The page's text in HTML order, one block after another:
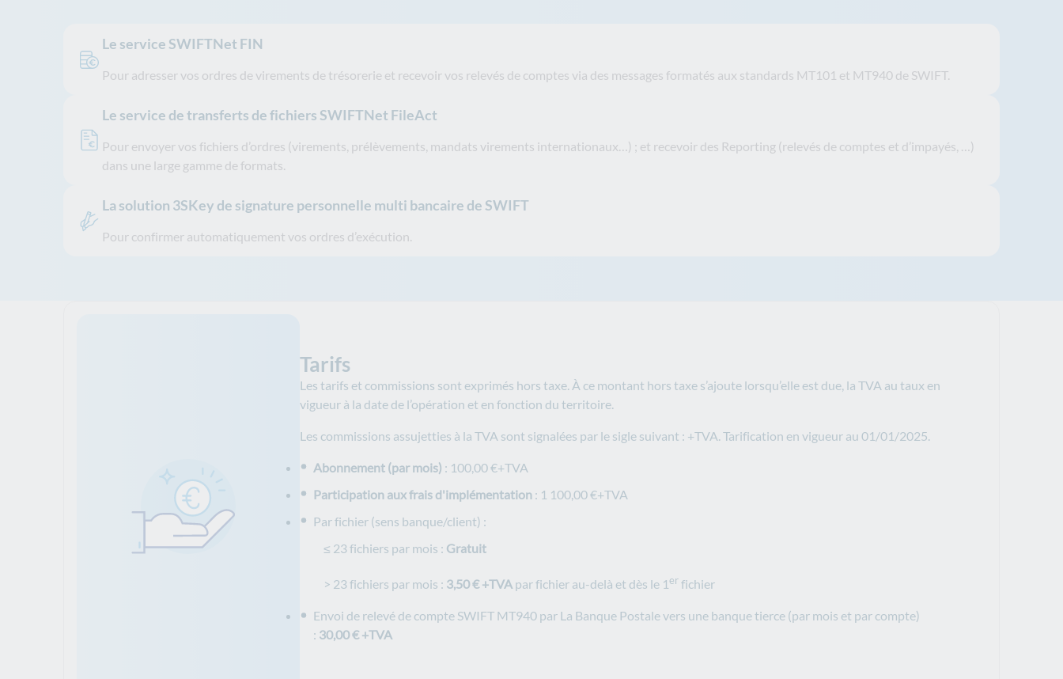
Le service SWIFTNet FIN
Pour adresser vos ordres de virements de trésorerie et recevoir vos relevés de comptes via des messages formatés aux standards MT101 et MT940 de SWIFT.
Le service de transferts de fichiers SWIFTNet FileAct
Pour envoyer vos fichiers d’ordres (virements, prélèvements, mandats virements internationaux…) ; et recevoir des Reporting (relevés de comptes et d’impayés, …)
dans une large gamme de formats.
La solution 3SKey de signature personnelle multi bancaire de SWIFT
Pour confirmer automatiquement vos ordres d’exécution.
Tarifs
Les tarifs et commissions sont exprimés hors taxe. À ce montant hors taxe s’ajoute lorsqu’elle est due, la TVA au taux en
vigueur à la date de l’opération et en fonction du territoire.
Les commissions assujetties à la TVA sont signalées par le sigle suivant : +TVA. Tarification en vigueur au 01/01/2025.
Abonnement (par mois) : 100,00 €+TVA
Participation aux frais d'implémentation : 1 100,00 €+TVA
Par fichier (sens banque/client) :
≤ 23 fichiers par mois : Gratuit
> 23 fichiers par mois : 3,50 € +TVA par fichier au-delà et dès le 1erfichier
Envoi de relevé de compte SWIFT MT940 par La Banque Postale vers une banque tierce (par mois et par compte)
: 30,00 € +TVA